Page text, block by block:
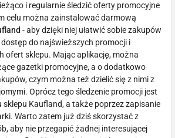
i regularnie śledzić oferty promocyjne
celu można zainstalować darmową
- aby dzięki niej ułatwić sobie zakupów
do najświeższych promocji i
ofert sklepu. Mając aplikację, można
gazetki promocyjne, a o dodatkowo
czym można też dzielić się z nimi z
Oprócz tego śledzenie promocji jest
sklepu Kaufland, a także poprzez zapisanie
Warto zatem już dziś skorzystać z
aby nie przegapić żadnej interesującej